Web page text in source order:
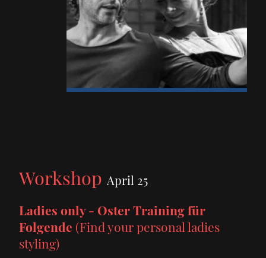
Workshop April 25
Ladies only - Oster Training für
Folgende (Find your personal ladies
styling)